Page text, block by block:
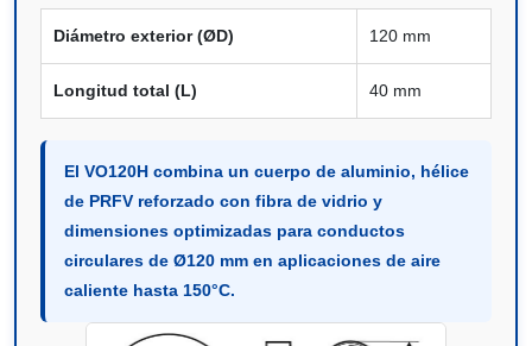
Diámetro exterior (ØD) 120 mm
Longitud total (L) 40 mm
El VO120H combina un cuerpo de aluminio, hélice
de PRFV reforzado con fibra de vidrio y
dimensiones optimizadas para conductos
circulares de Ø120 mm en aplicaciones de aire
caliente hasta 150°C.